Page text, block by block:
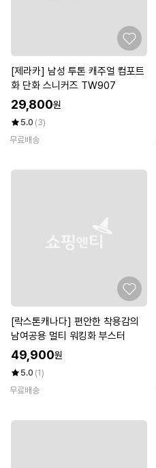
[제라카] 남성 투톤 캐주얼 컴포트
화 단화 스니커즈 TW907
29,800원
5.0 (3)
무료배송
[락스톤캐나다] 편안한 착용감의
남여공용 멀티 워킹화 부스터
49,900원
5.0 (1)
무료배송